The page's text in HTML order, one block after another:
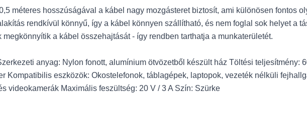
méteres hosszúságával a kábel nagy mozgásteret biztosít, ami különösen fontos
rendkívül könnyű, így a kábel könnyen szállítható, és nem foglal sok helyet a
a kábel összehajtását - így rendben tarthatja a munkaterületét.
anyag: Nylon fonott, alumínium ötvözetből készült ház Töltési teljesítmény:
Kompatibilis eszközök: Okostelefonok, táblagépek, laptopok, vezeték nélküli
videokamerák Maximális feszültség: 20 V / 3 A Szín: Szürke